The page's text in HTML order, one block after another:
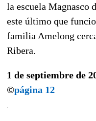
la escuela Magnasco
este último que
familia Amelong
Ribera.
1 de septiembre de
©página 12